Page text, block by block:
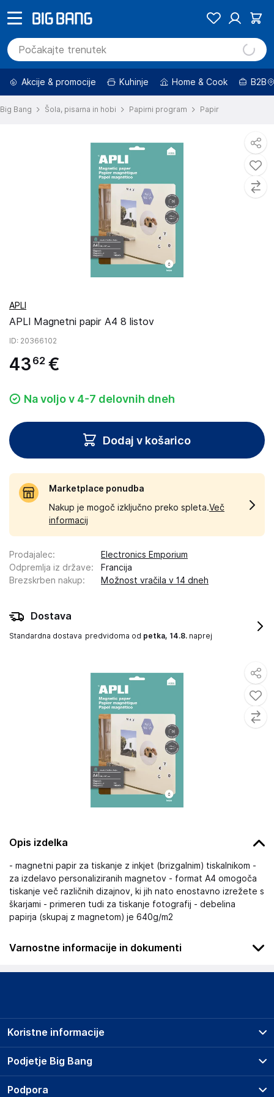
Akcije & promocije Kuhinje Home & Cook B2B
Big Bang Šola, pisarna in hobi Papirni program Papir
Opis izdelka
- magnetni papir za tiskanje z inkjet (brizgalnim) tiskalnikom -
za izdelavo personaliziranih magnetov - format A4 omogoča
tiskanje več različnih dizajnov, ki jih nato enostavno izrežete s
škarjami - primeren tudi za tiskanje fotografij - debelina
papirja (skupaj z magnetom) je 640g/m2
Varnostne informacije in dokumenti
Podatki o proizvajalcu
APLI PAPER S.A.U.
ES
APLI
APLI Magnetni papir A4 8 listov
ID: 20366102
43 62 €
Na voljo v 4-7 delovnih dneh
Dodaj v košarico
Marketplace ponudba
Nakup je mogoč izključno preko spleta.Več
informacij
Prodajalec:
Electronics Emporium
Odpremlja iz države:
Francija
Brezskrben nakup: Možnost vračila v 14 dneh
Dostava
Standardna dostava predvidoma od petka, 14.8. naprej
Podjetje Big Bang
O podjetju
Koristne informacije
Prodajna mesta
Storitve
Podpora